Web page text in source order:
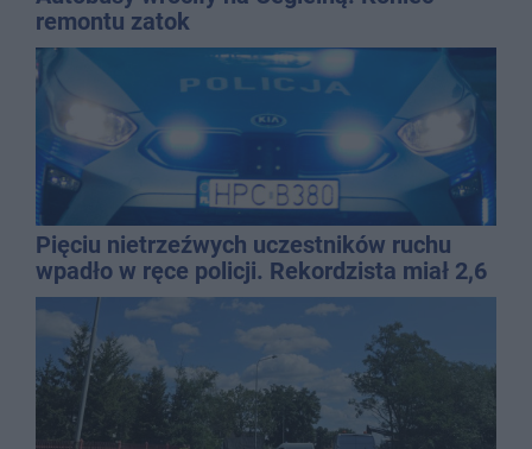
remontu zatok
Pięciu nietrzeźwych uczestników ruchu
wpadło w ręce policji. Rekordzista miał 2,6
promila